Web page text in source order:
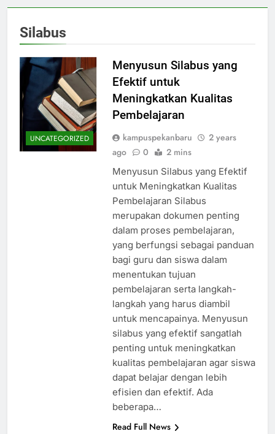
Silabus
UNCATEGORIZED
Menyusun Silabus yang
Efektif untuk
Meningkatkan Kualitas
Pembelajaran
kampuspekanbaru
2 years
ago
0 2 mins
Menyusun Silabus yang Efektif
untuk Meningkatkan Kualitas
Pembelajaran Silabus
merupakan dokumen penting
dalam proses pembelajaran,
yang berfungsi sebagai panduan
bagi guru dan siswa dalam
menentukan tujuan
pembelajaran serta langkah-
langkah yang harus diambil
untuk mencapainya. Menyusun
silabus yang efektif sangatlah
penting untuk meningkatkan
kualitas pembelajaran agar siswa
dapat belajar dengan lebih
efisien dan efektif. Ada
beberapa…
Read Full News